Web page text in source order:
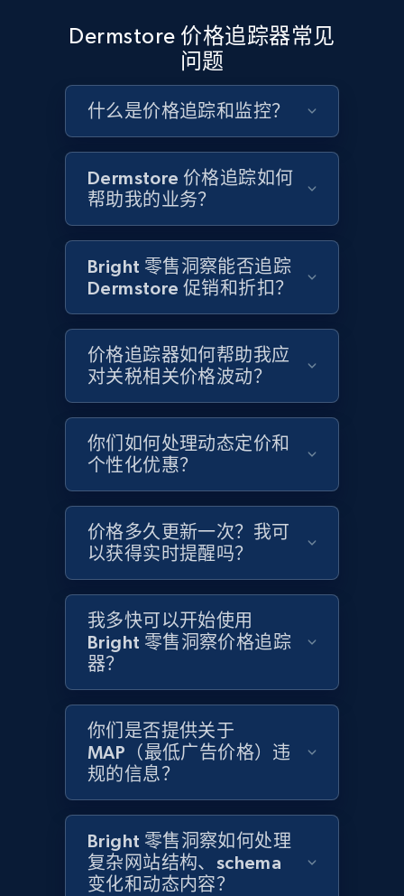
Google Shopping - collects products from
web using keywords
Rating, Reviews count, Images, Variations, and
立即开始
Home Depot US
URL, Domain, Country code, Model number,
2.1K+ 353+ 立即开始
Home Depot US - Gather data on products
using specified keywords
URL, Domain, Country code, Model number,
Sku, Product id, Product name, Manufacturer,
and more.
Home Depot US - Discover products by
specified URL
URL, Domain, Country code, Model number,
Sku, Product id, Product name, Manufacturer,
and more.
353+
Dermstore 价格追踪器常见
问题
什么是价格追踪和监控？
Dermstore 价格追踪如何
帮助我的业务？
Bright 零售洞察能否追踪
Dermstore 促销和折扣？
价格追踪器如何帮助我应
对关税相关价格波动？
你们如何处理动态定价和
个性化优惠？
价格多久更新一次？我可
以获得实时提醒吗？
我多快可以开始使用
Bright 零售洞察价格追踪
器？
你们是否提供关于
MAP（最低广告价格）违
规的信息？
Bright 零售洞察如何处理
复杂网站结构、schema
变化和动态内容？